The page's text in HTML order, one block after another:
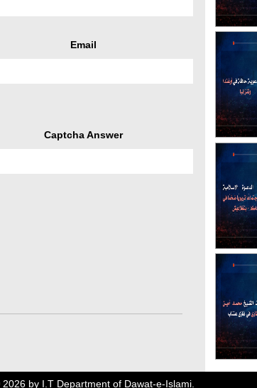
Email
Captcha Answer
2026by I.T Department of Dawat-e-Islami.